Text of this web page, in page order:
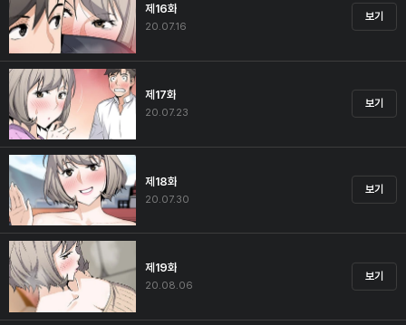
제16화
20.07.16
보기
제17화
20.07.23
보기
제18화
20.07.30
보기
제19화
20.08.06
보기